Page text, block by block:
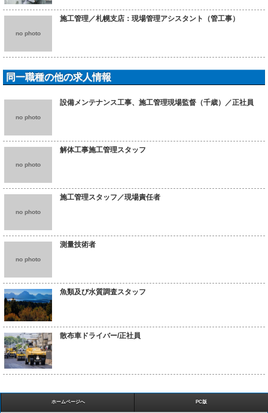
no photo
施工管理／札幌支店：現場管理アシスタント（管工事）
同一職種の他の求人情報
no photo
設備メンテナンス工事、施工管理現場監督（千歳）／正社員
no photo
解体工事施工管理スタッフ
no photo
施工管理スタッフ／現場責任者
no photo
測量技術者
魚類及び水質調査スタッフ
散布車ドライバー/正社員
ホームページへ PC版